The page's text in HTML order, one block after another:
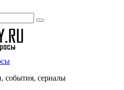
события, сериалы